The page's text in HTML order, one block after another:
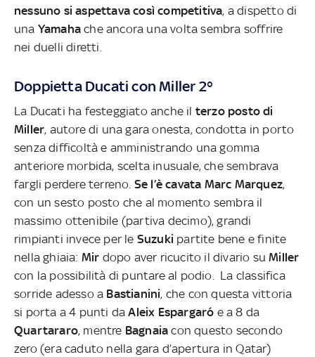
nessuno si aspettava così competitiva, a dispetto di
una Yamaha che ancora una volta sembra soffrire
nei duelli diretti.
Doppietta Ducati con Miller 2°
La Ducati ha festeggiato anche il terzo posto di
Miller, autore di una gara onesta, condotta in porto
senza difficoltà e amministrando una gomma
anteriore morbida, scelta inusuale, che sembrava
fargli perdere terreno. Se l’è cavata Marc Marquez,
con un sesto posto che al momento sembra il
massimo ottenibile (partiva decimo), grandi
rimpianti invece per le Suzuki partite bene e finite
nella ghiaia: Mir dopo aver ricucito il divario suMiller
con la possibilità di puntare al podio. La classifica
sorride adesso a Bastianini, che con questa vittoria
si porta a 4 punti daAleix Espargaró e a 8 da
Quartararo, mentre Bagnaiacon questo secondo
zero (era caduto nella gara d’apertura in Qatar)